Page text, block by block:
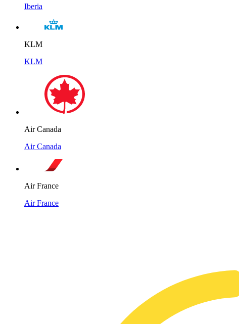
Iberia
KLM
KLM
Air Canada
Air Canada
Air France
Air France